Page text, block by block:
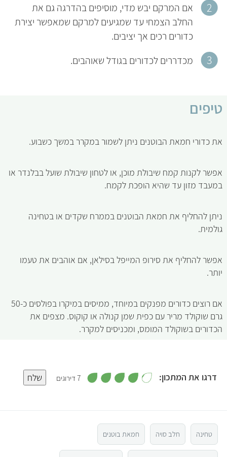
אם המרקם יבש מדי, מוסיפים בהדרגה גם את
החלב הצמחי עד שמגיעים למרקם שמאפשר יצירת
כדורים רכים אך יציבים.
מכדררים לכדורים בגודל שאוהבים.
טיפים
את כדורי חמאת הבוטנים ניתן לשמור במקרר במשך כשבוע.
אפשר לקנות קמח שיבולת מוכן, או לטחון שיבולת שועל בבלנדר או
במעבד מזון עד שהיא הופכת לקמח.
ניתן להחליף את חמאת הבוטנים בממרח שקדים או בטחינה
גולמית.
אפשר להחליף את סירופ המייפל בסילאן, אם אוהבים את טעמו
יותר.
אם רוצים כדורים מפנקים במיוחד, ממיסים במיקרו בפולסים כ-50
גרם שוקולד מריר עם כפית שמן קנולה או קוקוס. מצפים את
הכדורים בשוקולד המומס, ומכניסים למקרר.
דרגו את המתכון:
3
7 דירוגים 4 שלח
טחינה חלב סויה חמאת בוטנים